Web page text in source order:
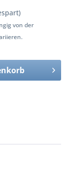
von der